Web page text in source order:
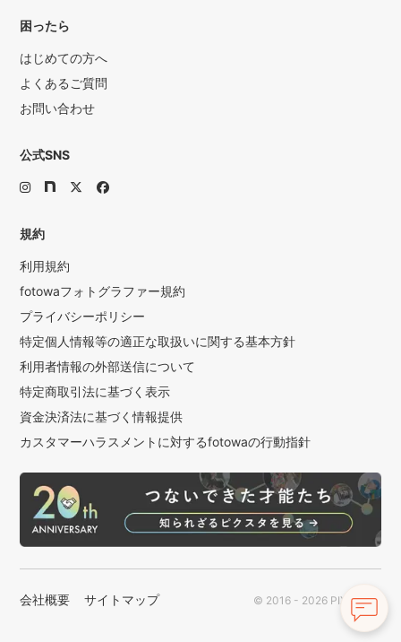
困ったら
はじめての方へ
よくあるご質問
お問い合わせ
公式SNS
規約
利用規約
fotowaフォトグラファー規約
プライバシーポリシー
特定個人情報等の適正な取扱いに関する基本方針
利用者情報の外部送信について
特定商取引法に基づく表示
資金決済法に基づく情報提供
カスタマーハラスメントに対するfotowaの行動指針
会社概要 サイトマップ © 2016 - 2026 PIXTA Inc.